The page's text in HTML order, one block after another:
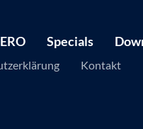
Specials
Kontakt